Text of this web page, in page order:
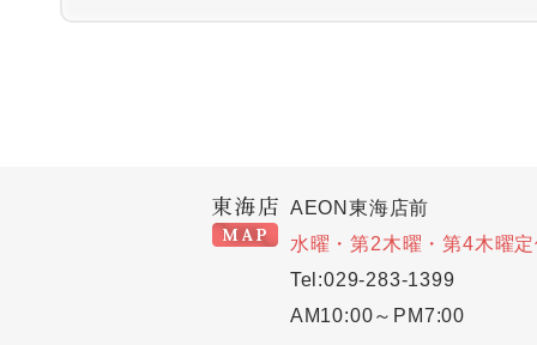
AEON東海店前
水曜・第2木曜・第4木曜
Tel:029-283-1399
AM10:00～PM7:00